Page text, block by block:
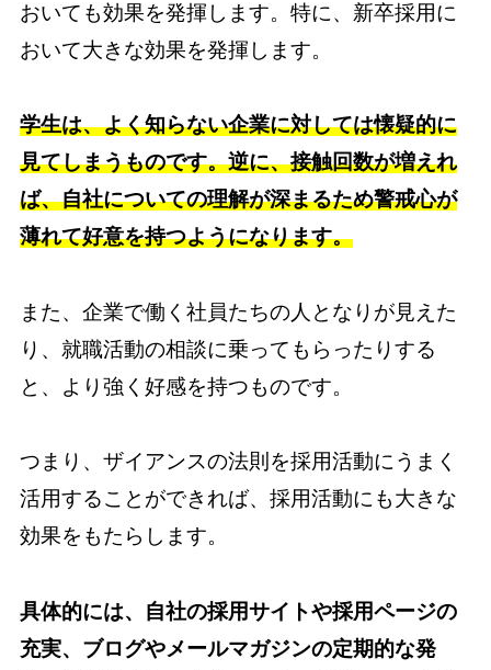
おいても効果を発揮します。特に、新卒採用に
おいて大きな効果を発揮します。
学生は、よく知らない企業に対しては懐疑的に
見てしまうものです。逆に、接触回数が増えれ
ば、自社についての理解が深まるため警戒心が
薄れて好意を持つようになります。
また、企業で働く社員たちの人となりが見えた
り、就職活動の相談に乗ってもらったりする
と、より強く好感を持つものです。
つまり、ザイアンスの法則を採用活動にうまく
活用することができれば、採用活動にも大きな
効果をもたらします。
具体的には、自社の採用サイトや採用ページの
充実、ブログやメールマガジンの定期的な発